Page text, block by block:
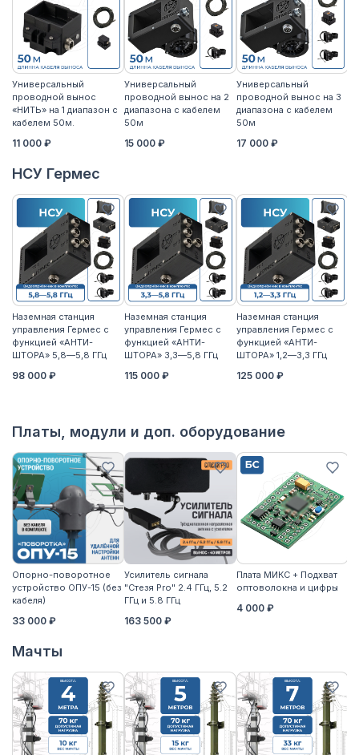
Универсальный
проводной вынос
«НИТЬ» на 1 диапазон с
кабелем 50м.
11 000 ₽
Универсальный
проводной вынос на 2
диапазона с кабелем
50м
15 000 ₽
Универсальный
проводной вынос на 3
диапазона с кабелем
50м
17 000 ₽
НСУ Гермес
Наземная станция
управления Гермес с
функцией «АНТИ-
ШТОРА» 5,8—5,8 ГГц
98 000 ₽
Наземная станция
управления Гермес с
функцией «АНТИ-
ШТОРА» 3,3—5,8 ГГц
115 000 ₽
Наземная станция
управления Гермес с
функцией «АНТИ-
ШТОРА» 1,2—3,3 ГГц
125 000 ₽
Платы, модули и доп. оборудование
Опорно-поворотное
устройство ОПУ-15 (без
кабеля)
33 000 ₽
Усилитель сигнала
"Стезя Pro" 2.4 ГГц, 5.2
ГГц и 5.8 ГГц
163 500 ₽
Плата МИКС + Подхват
оптоволокна и цифры
4 000 ₽
Мачты